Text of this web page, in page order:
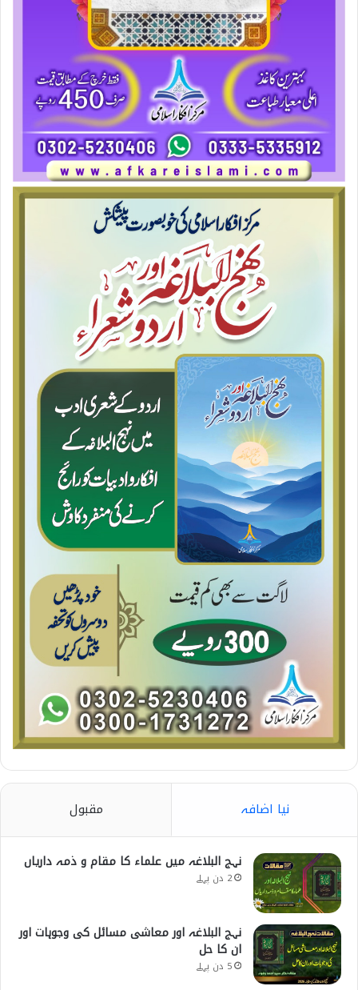
نیا اضافہ مقبول
نہج البلاغہ میں علماء کا مقام و ذمہ داریاں
2 دن پہلے
نہج البلاغہ اور معاشی مسائل کی وجوہات اور
ان کا حل
5 دن پہلے